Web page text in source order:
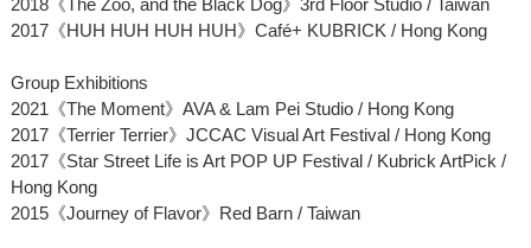
2018《The Zoo, and the Black Dog》3rd Floor Studio / Taiwan
2017《HUH HUH HUH HUH》Café+ KUBRICK / Hong Kong
Group Exhibitions
2021《The Moment》AVA & Lam Pei Studio / Hong Kong
2017《Terrier Terrier》JCCAC Visual Art Festival / Hong Kong
2017《Star Street Life is Art POP UP Festival / Kubrick ArtPick /
Hong Kong
2015《Journey of Flavor》Red Barn / Taiwan